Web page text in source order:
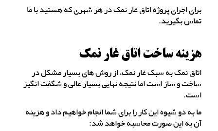
برای اجرای پروژه اتاق غار نمک در هر شهری که هستید با ما
تماس بگیرید.
هزینه ساخت اتاق غار نمک
اتاق نمک به سبک غار نمک، از روش های بسیار مشکل در
ساخت و ساز است اما نتیجه نهایی بسیار عالی و شگفت انگیز
است.
ما به دو شیوه این کار را برای شما انجام خواهیم داد و هزینه
آن به این صورت محاسبه خواهد شد: